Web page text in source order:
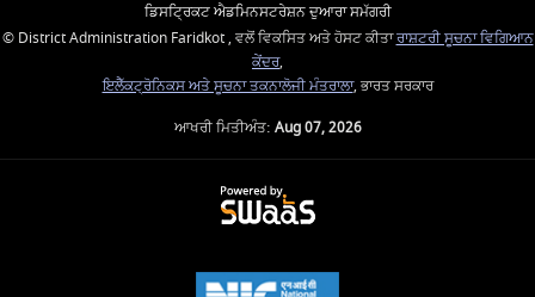
ਡਿਸਟ੍ਰਿਕਟ ਐਡਮਿਨਸਟਰੇਸ਼ਨ ਦੁਆਰਾ ਸਮੱਗਰੀ
© District Administration Faridkot , ਵਲੋਂ ਵਿਕਸਿਤ ਅਤੇ ਹੋਸਟ ਕੀਤਾਰਾਸ਼ਟਰੀ ਸੂਚਨਾ ਵਿਗਿਆਨ
ਕੇਂਦਰ,
ਇਲੈੱਕਟ੍ਰੋਨਿਕਸ ਅਤੇ ਸੂਚਨਾ ਤਕਨਾਲੋਜੀ ਮੰਤਰਾਲਾ, ਭਾਰਤ ਸਰਕਾਰ
ਆਖਰੀ ਮਿਤੀਅੰਤ: Aug 07, 2026